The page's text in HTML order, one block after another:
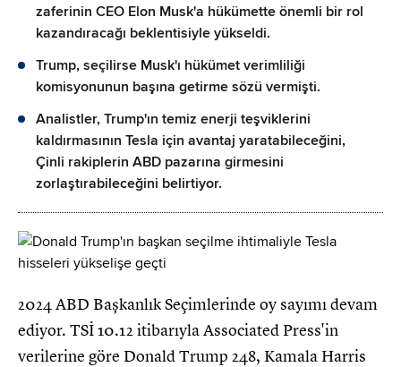
zaferinin CEO Elon Musk'a hükümette önemli bir rol
kazandıracağı beklentisiyle yükseldi.
Trump, seçilirse Musk'ı hükümet verimliliği
komisyonunun başına getirme sözü vermişti.
Analistler, Trump'ın temiz enerji teşviklerini
kaldırmasının Tesla için avantaj yaratabileceğini,
Çinli rakiplerin ABD pazarına girmesini
zorlaştırabileceğini belirtiyor.
2024 ABD Başkanlık Seçimlerinde oy sayımı devam
ediyor. TSİ 10.12 itibarıyla Associated Press'in
verilerine göre Donald Trump 248, Kamala Harris